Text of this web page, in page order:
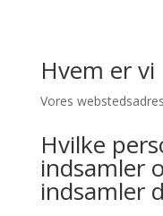
Hvem er vi
Vores
Hvilke
indsamler
indsamler